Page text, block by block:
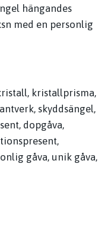
hängandes
med en personlig
kristallprisma,
skyddsängel,
dopgåva,
gåva, unik gåva,